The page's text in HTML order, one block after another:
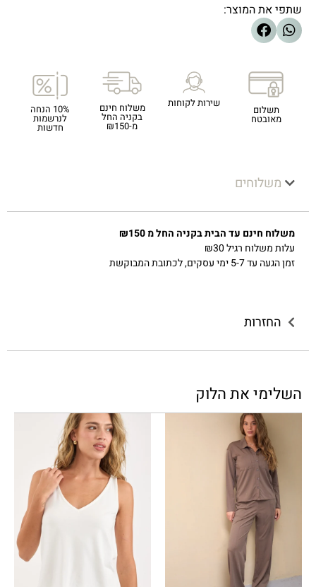
שתפי את המוצר:
תשלום
מאובטח
שירות לקוחות משלוח חינם
בקניה החל
מ-₪150
10% הנחה
לנרשמות
חדשות
משלוחים
משלוח חינם עד הבית בקניה החל מ ₪150
עלות משלוח רגיל ₪30
זמן הגעה עד 5-7 ימי עסקים, לכתובת המבוקשת
החזרות
השלימי את הלוק